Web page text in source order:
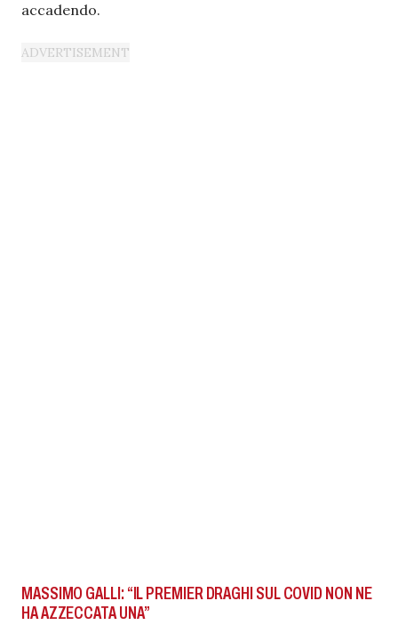
accadendo.
MASSIMO GALLI: “IL PREMIER DRAGHI SUL COVID NON NE
HA AZZECCATA UNA”